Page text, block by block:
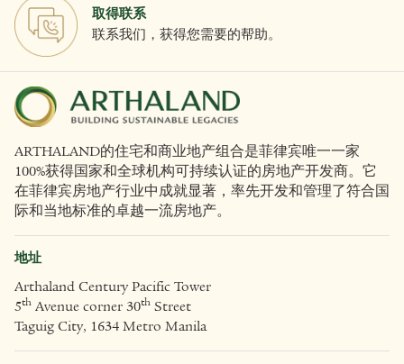
取得联系
联系我们，获得您需要的帮助。
ARTHALAND的住宅和商业地产组合是菲律宾唯一一家
100%获得国家和全球机构可持续认证的房地产开发商。它
在菲律宾房地产行业中成就显著，率先开发和管理了符合国
际和当地标准的卓越一流房地产。
地址
Arthaland Century Pacific Tower
5th Avenue corner 30th Street
Taguig City, 1634 Metro Manila